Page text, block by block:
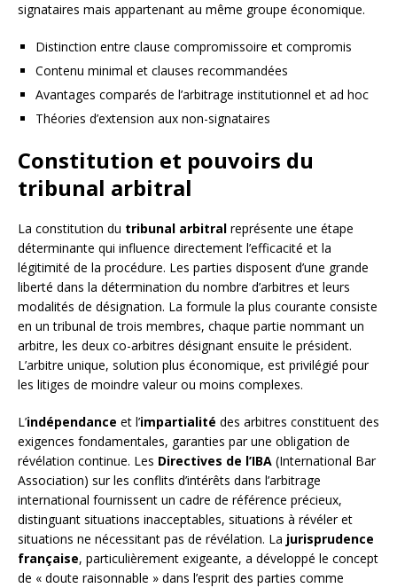
signataires mais appartenant au même groupe économique.
Distinction entre clause compromissoire et compromis
Contenu minimal et clauses recommandées
Avantages comparés de l’arbitrage institutionnel et ad hoc
Théories d’extension aux non-signataires
Constitution et pouvoirs du
tribunal arbitral
La constitution du tribunal arbitral représente une étape
déterminante qui influence directement l’efficacité et la
légitimité de la procédure. Les parties disposent d’une grande
liberté dans la détermination du nombre d’arbitres et leurs
modalités de désignation. La formule la plus courante consiste
en un tribunal de trois membres, chaque partie nommant un
arbitre, les deux co-arbitres désignant ensuite le président.
L’arbitre unique, solution plus économique, est privilégié pour
les litiges de moindre valeur ou moins complexes.
L’indépendance et l’impartialité des arbitres constituent des
exigences fondamentales, garanties par une obligation de
révélation continue. Les Directives de l’IBA (International Bar
Association) sur les conflits d’intérêts dans l’arbitrage
international fournissent un cadre de référence précieux,
distinguant situations inacceptables, situations à révéler et
situations ne nécessitant pas de révélation. La jurisprudence
française, particulièrement exigeante, a développé le concept
de « doute raisonnable » dans l’esprit des parties comme